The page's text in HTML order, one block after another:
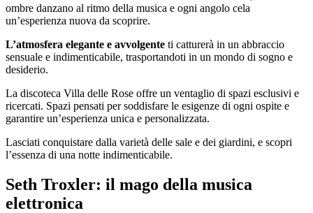
ombre danzano al ritmo della musica e ogni angolo cela
un’esperienza nuova da scoprire.
L’atmosfera elegante e avvolgente ti catturerà in un abbraccio
sensuale e indimenticabile, trasportandoti in un mondo di sogno e
desiderio.
La discoteca Villa delle Rose offre un ventaglio di spazi esclusivi e
ricercati. Spazi pensati per soddisfare le esigenze di ogni ospite e
garantire un’esperienza unica e personalizzata.
Lasciati conquistare dalla varietà delle sale e dei giardini, e scopri
l’essenza di una notte indimenticabile.
Seth Troxler: il mago della musica
elettronica